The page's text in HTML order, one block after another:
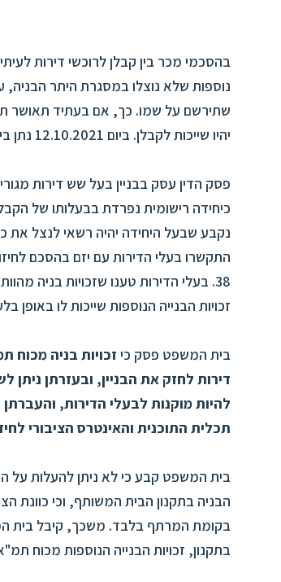
בהסכמי מכר בין קבלן לרוכשי דירות
נוספות שלא נוצלו במסגרת היתר הבניה,
שתירשם על שמו. כך, אם בעתיד תאושר
יהיו שייכות לקבלן. ביום 12.10.2021 נתן בית המשפט המחוזי פסק דין[1] הנוגע לסוגיה זו.
פסק הדין עסק בבניין בעל שש דירות
התקשרו בעלי הדירות עם יזם בהסכם
38. בעלי הדירות טענו שזכויות בניה
זכויות הבנייה הנוספות שייכות לו באופן
בית המשפט פסק כי
דירות לחזק את הבניין, ובעזרתן ניתן
תכלית התוכנית והאינטרס הציבורי
בית המשפט קבע כי לא ניתן להעלות על
הבניה בתקנון הבית המשותף, וכי כוונת
בקומת המרתף בלבד. משכך, קיבל בית
בתקנון, זכויות הבנייה הנוספות מכוח תמ"א 38 שייכות לבעלי הדירות